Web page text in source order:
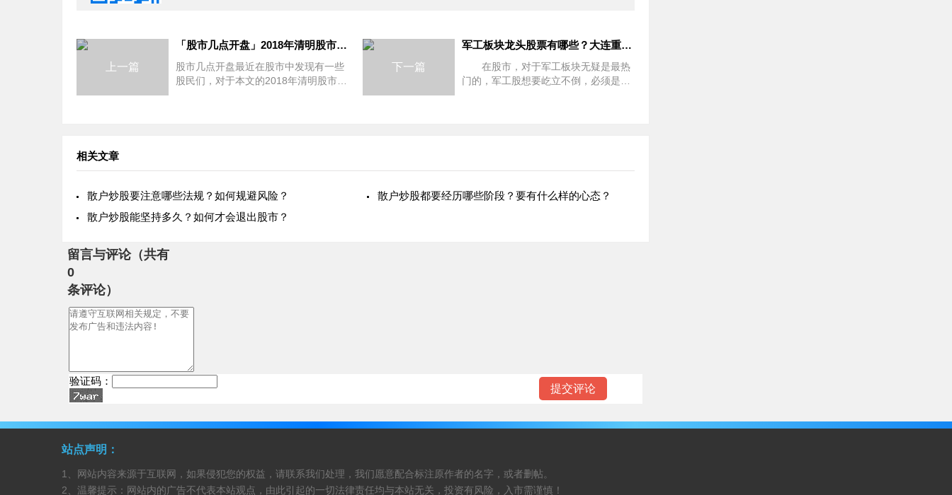
上一篇
「股市几点开盘」2018年清明股市放假安排通知：沪深港清明节放假时间安排一览
股市几点开盘最近在股市中发现有一些
股民们，对于本文的2018年清明股市放
下一篇
军工板块龙头股票有哪些？大连重工是军工股吗？
在股市，对于军工板块无疑是最热
门的，军工股想要屹立不倒，必须是要
相关文章
散户炒股要注意哪些法规？如何规避风险？
散户炒股都要经历哪些阶段？要有什么样的心态？
散户炒股能坚持多久？如何才会退出股市？
留言与评论（共有
0
条评论）
验证码：
站点声明：
1、网站内容来源于互联网，如果侵犯您的权益，请联系我们处理，我们愿意配合标注原作者的名字，或者删帖。
2、温馨提示：网站内的广告不代表本站观点，由此引起的一切法律责任均与本站无关，投资有风险，入市需谨慎！